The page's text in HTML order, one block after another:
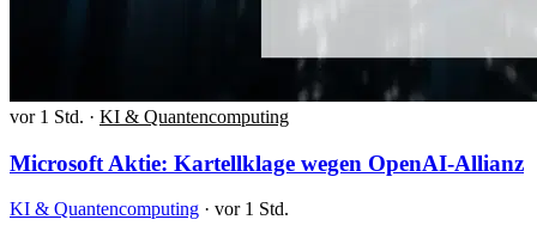
vor 1 Std. · KI & Quantencomputing
Microsoft Aktie: Kartellklage wegen OpenAI-Allianz
KI & Quantencomputing · vor 1 Std.